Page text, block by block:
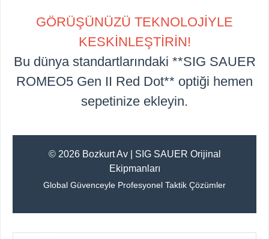
GÖRÜŞÜNÜZÜ TEKNOLOJİYLE
KESKİNLEŞTİRİN!
Bu dünya standartlarındaki **SIG SAUER
ROMEO5 Gen II Red Dot** optiği hemen
sepetinize ekleyin.
© 2026 Bozkurt Av | SIG SAUER Orijinal
Ekipmanları
Global Güvenceyle Profesyonel Taktik Çözümler